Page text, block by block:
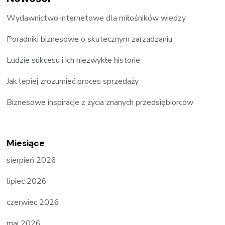
Wydawnictwo internetowe dla miłośników wiedzy
Poradniki biznesowe o skutecznym zarządzaniu
Ludzie sukcesu i ich niezwykłe historie
Jak lepiej zrozumieć proces sprzedaży
Biznesowe inspiracje z życia znanych przedsiębiorców
Miesiące
sierpień 2026
lipiec 2026
czerwiec 2026